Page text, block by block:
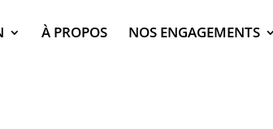
À PROPOS NOS ENGAGEMENTS